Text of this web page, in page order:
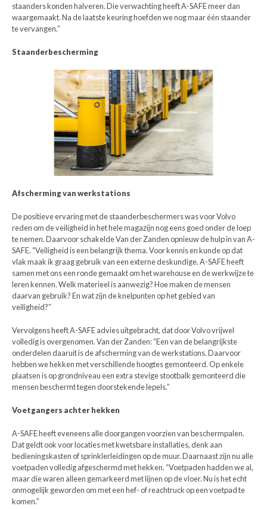
staanders konden halveren. Die verwachting heeft A-SAFE meer dan
waargemaakt. Na de laatste keuring hoefden we nog maar één staander
te vervangen.”
Staanderbescherming
Afscherming van werkstations
De positieve ervaring met de staanderbeschermers was voor Volvo
reden om de veiligheid in het hele magazijn nog eens goed onder de loep
te nemen. Daarvoor schakelde Van der Zanden opnieuw de hulp in van A-
SAFE. “Veiligheid is een belangrijk thema. Voor kennis en kunde op dat
vlak maak ik graag gebruik van een externe deskundige. A-SAFE heeft
samen met ons een ronde gemaakt om het warehouse en de werkwijze te
leren kennen. Welk materieel is aanwezig? Hoe maken de mensen
daarvan gebruik? En wat zijn de knelpunten op het gebied van
veiligheid?”
Vervolgens heeft A-SAFE advies uitgebracht, dat door Volvo vrijwel
volledig is overgenomen. Van der Zanden: “Een van de belangrijkste
onderdelen daaruit is de afscherming van de werkstations. Daarvoor
hebben we hekken met verschillende hoogtes gemonteerd. Op enkele
plaatsen is op grondniveau een extra stevige stootbalk gemonteerd die
mensen beschermt tegen doorstekende lepels.”
Voetgangers achter hekken
A-SAFE heeft eveneens alle doorgangen voorzien van beschermpalen.
Dat geldt ook voor locaties met kwetsbare installaties, denk aan
bedieningskasten of sprinklerleidingen op de muur. Daarnaast zijn nu alle
voetpaden volledig afgeschermd met hekken. “Voetpaden hadden we al,
maar die waren alleen gemarkeerd met lijnen op de vloer. Nu is het echt
onmogelijk geworden om met een hef- of reachtruck op een voetpad te
komen.”